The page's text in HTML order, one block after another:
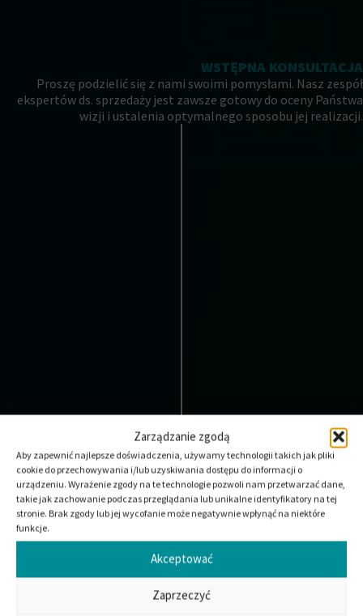
Zarządzanie zgodą
Aby zapewnić najlepsze doświadczenia, używamy technologii takich jak pliki
cookie do przechowywania i/lub uzyskiwania dostępu do informacji o
urządzeniu. Wyrażenie zgody na te technologie pozwoli nam przetwarzać dane,
takie jak zachowanie podczas przeglądania lub unikalne identyfikatory na tej
stronie. Brak zgody lub jej wycofanie może negatywnie wpłynąć na niektóre
funkcje.
Akceptować
Zaprzeczyć
WSTĘPNA KONSULTACJA
Proszę podzielić się z nami swoimi pomysłami. Nasz zespół
ekspertów ds. sprzedaży jest zawsze gotowy do oceny Państwa
wizji i ustalenia optymalnego sposobu jej realizacji.